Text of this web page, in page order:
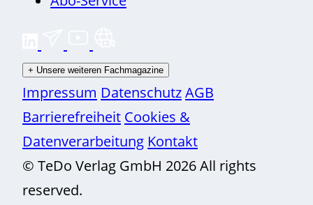
+ Unsere weiteren Fachmagazine
Impressum DatenschutzAGB
Barrierefreiheit Cookies &
Datenverarbeitung Kontakt
© TeDo Verlag GmbH 2026 All rights
reserved.